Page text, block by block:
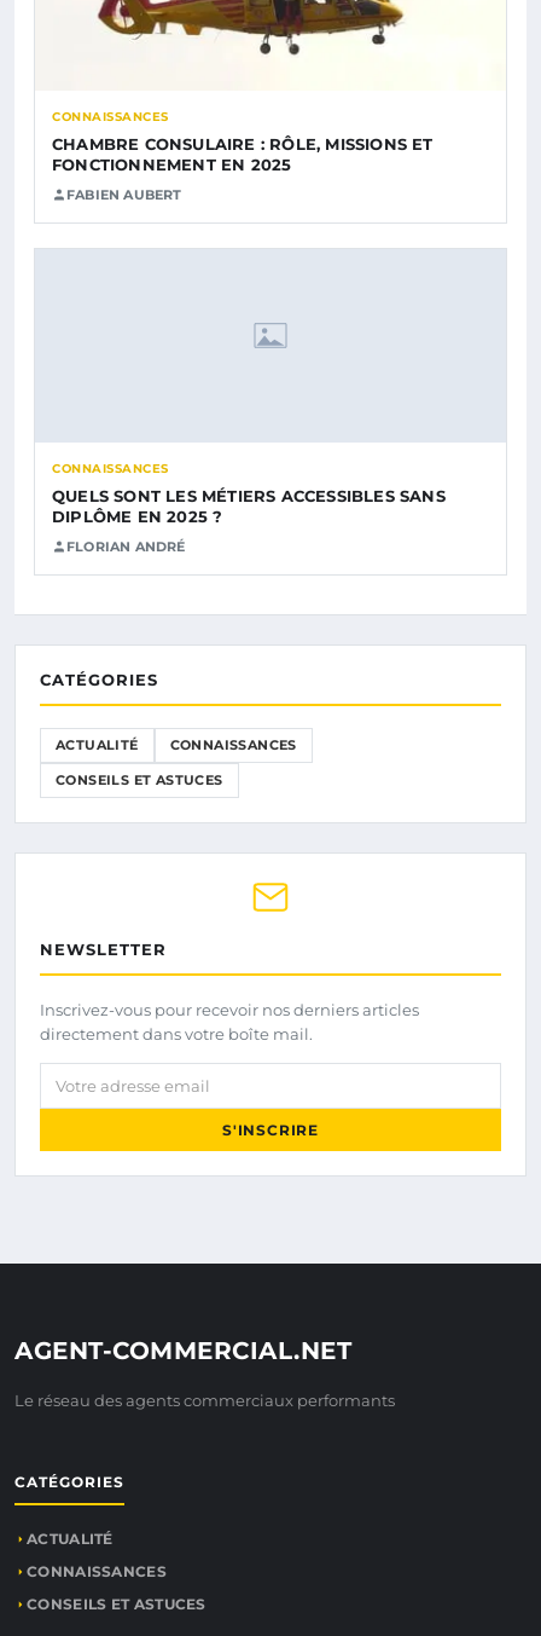
CONNAISSANCES
CHAMBRE CONSULAIRE : RÔLE, MISSIONS ET
FONCTIONNEMENT EN 2025
FABIEN AUBERT
CONNAISSANCES
QUELS SONT LES MÉTIERS ACCESSIBLES SANS
DIPLÔME EN 2025 ?
FLORIAN ANDRÉ
CATÉGORIES
ACTUALITÉ CONNAISSANCES
CONSEILS ET ASTUCES
NEWSLETTER
Inscrivez-vous pour recevoir nos derniers articles
directement dans votre boîte mail.
Votre adresse email
S'INSCRIRE
AGENT-COMMERCIAL.NET
Le réseau des agents commerciaux performants
CATÉGORIES
ACTUALITÉ
CONNAISSANCES
CONSEILS ET ASTUCES